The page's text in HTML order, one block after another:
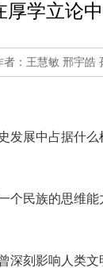
厚学立论
者：王慧敏 邢宇皓
展中占据什么
个民族的思维
深刻影响人类